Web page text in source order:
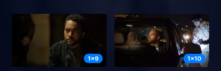
1x9 1x10